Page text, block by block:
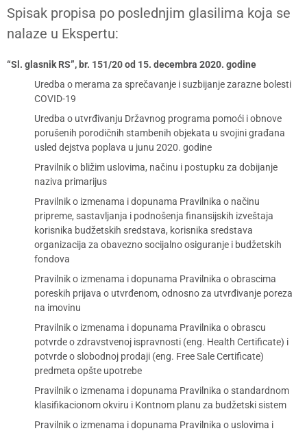
Spisak propisa po poslednjim glasilima koja se
nalaze u Ekspertu:
“Sl. glasnik RS”, br. 151/20 od 15. decembra 2020. godine
Uredba o merama za sprečavanje i suzbijanje zarazne bolesti
COVID-19
Uredba o utvrđivanju Državnog programa pomoći i obnove
porušenih porodičnih stambenih objekata u svojini građana
usled dejstva poplava u junu 2020. godine
Pravilnik o bližim uslovima, načinu i postupku za dobijanje
naziva primarijus
Pravilnik o izmenama i dopunama Pravilnika o načinu
pripreme, sastavljanja i podnošenja finansijskih izveštaja
korisnika budžetskih sredstava, korisnika sredstava
organizacija za obavezno socijalno osiguranje i budžetskih
fondova
Pravilnik o izmenama i dopunama Pravilnika o obrascima
poreskih prijava o utvrđenom, odnosno za utvrđivanje poreza
na imovinu
Pravilnik o izmenama i dopunama Pravilnika o obrascu
potvrde o zdravstvenoj ispravnosti (eng. Health Certificate) i
potvrde o slobodnoj prodaji (eng. Free Sale Certificate)
predmeta opšte upotrebe
Pravilnik o izmenama i dopunama Pravilnika o standardnom
klasifikacionom okviru i Kontnom planu za budžetski sistem
Pravilnik o izmenama i dopunama Pravilnika o uslovima i